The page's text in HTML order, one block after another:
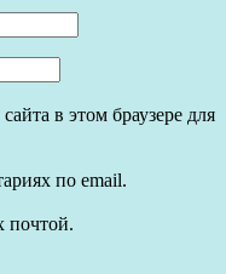
в этом браузере для
по email.
почтой.